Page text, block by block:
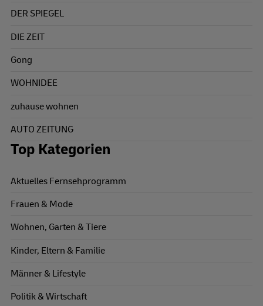
DER SPIEGEL
DIE ZEIT
Gong
WOHNIDEE
zuhause wohnen
AUTO ZEITUNG
Top Kategorien
Aktuelles Fernsehprogramm
Frauen & Mode
Wohnen, Garten & Tiere
Kinder, Eltern & Familie
Männer & Lifestyle
Politik & Wirtschaft